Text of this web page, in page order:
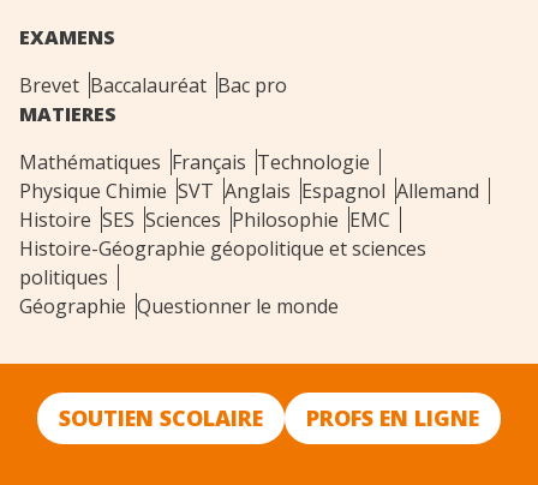
EXAMENS
Brevet Baccalauréat Bac pro
MATIERES
Mathématiques Français Technologie
Physique Chimie SVT Anglais Espagnol Allemand
Histoire SES Sciences Philosophie EMC
Histoire-Géographie géopolitique et sciences
politiques
Géographie Questionner le monde
SOUTIEN SCOLAIRE PROFS EN LIGNE